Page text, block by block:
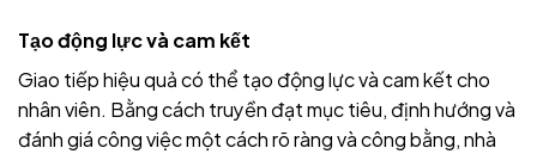
Tạo động lực và cam kết
Giao tiếp hiệu quả có thể tạo động lực và cam kết cho
nhân viên. Bằng cách truyền đạt mục tiêu, định hướng và
đánh giá công việc một cách rõ ràng và công bằng, nhà